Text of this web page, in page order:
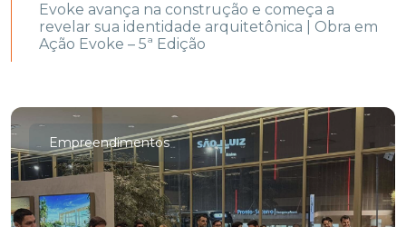
Evoke avança na construção e começa a
revelar sua identidade arquitetônica | Obra em
Ação Evoke – 5ª Edição
Empreendimentos